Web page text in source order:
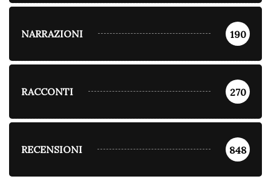
NARRAZIONI 190
RACCONTI 270
RECENSIONI 848